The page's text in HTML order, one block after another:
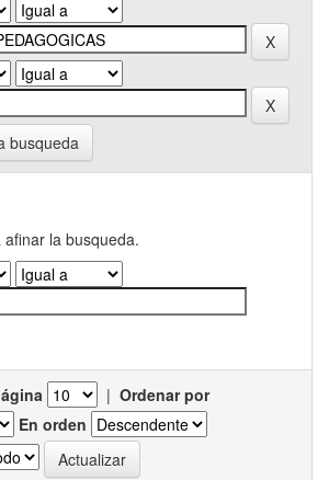
busqueda
la busqueda.
| Ordenar por
En orden